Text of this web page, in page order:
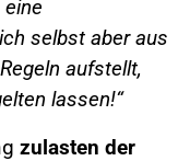
selbst aber aus
aufstellt,
lassen!“
zulasten der